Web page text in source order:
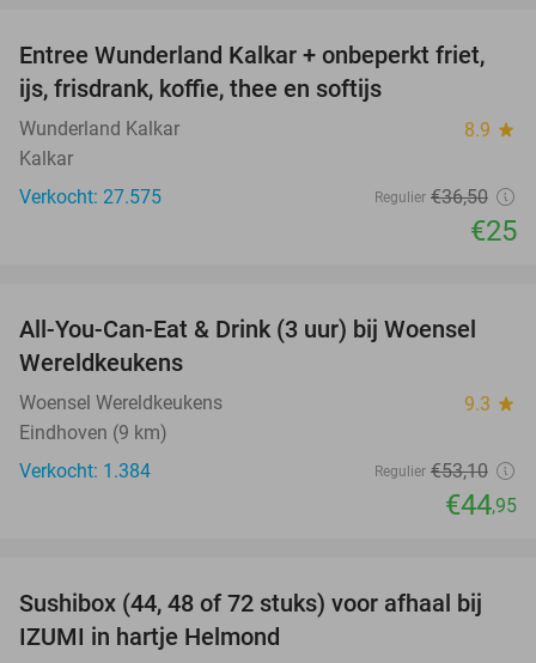
32%
Entree Wunderland Kalkar + onbeperkt friet,
ijs, frisdrank, koffie, thee en softijs
Wunderland Kalkar 8.9 star
Kalkar
Verkocht: 27.575
Regulier €36,50
€25
15%
All-You-Can-Eat & Drink (3 uur) bij Woensel
Wereldkeukens
Woensel Wereldkeukens 9.3 star
Eindhoven (9 km)
Verkocht: 1.384
Regulier €53,10
€44,95
45%
Sushibox (44, 48 of 72 stuks) voor afhaal bij
IZUMI in hartje Helmond